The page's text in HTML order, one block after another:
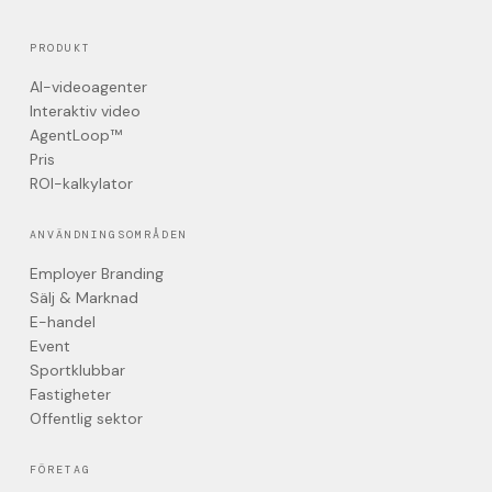
PRODUKT
AI-videoagenter
Interaktiv video
AgentLoop™
Pris
ROI-kalkylator
ANVÄNDNINGSOMRÅDEN
Employer Branding
Sälj & Marknad
E-handel
Event
Sportklubbar
Fastigheter
Offentlig sektor
FÖRETAG